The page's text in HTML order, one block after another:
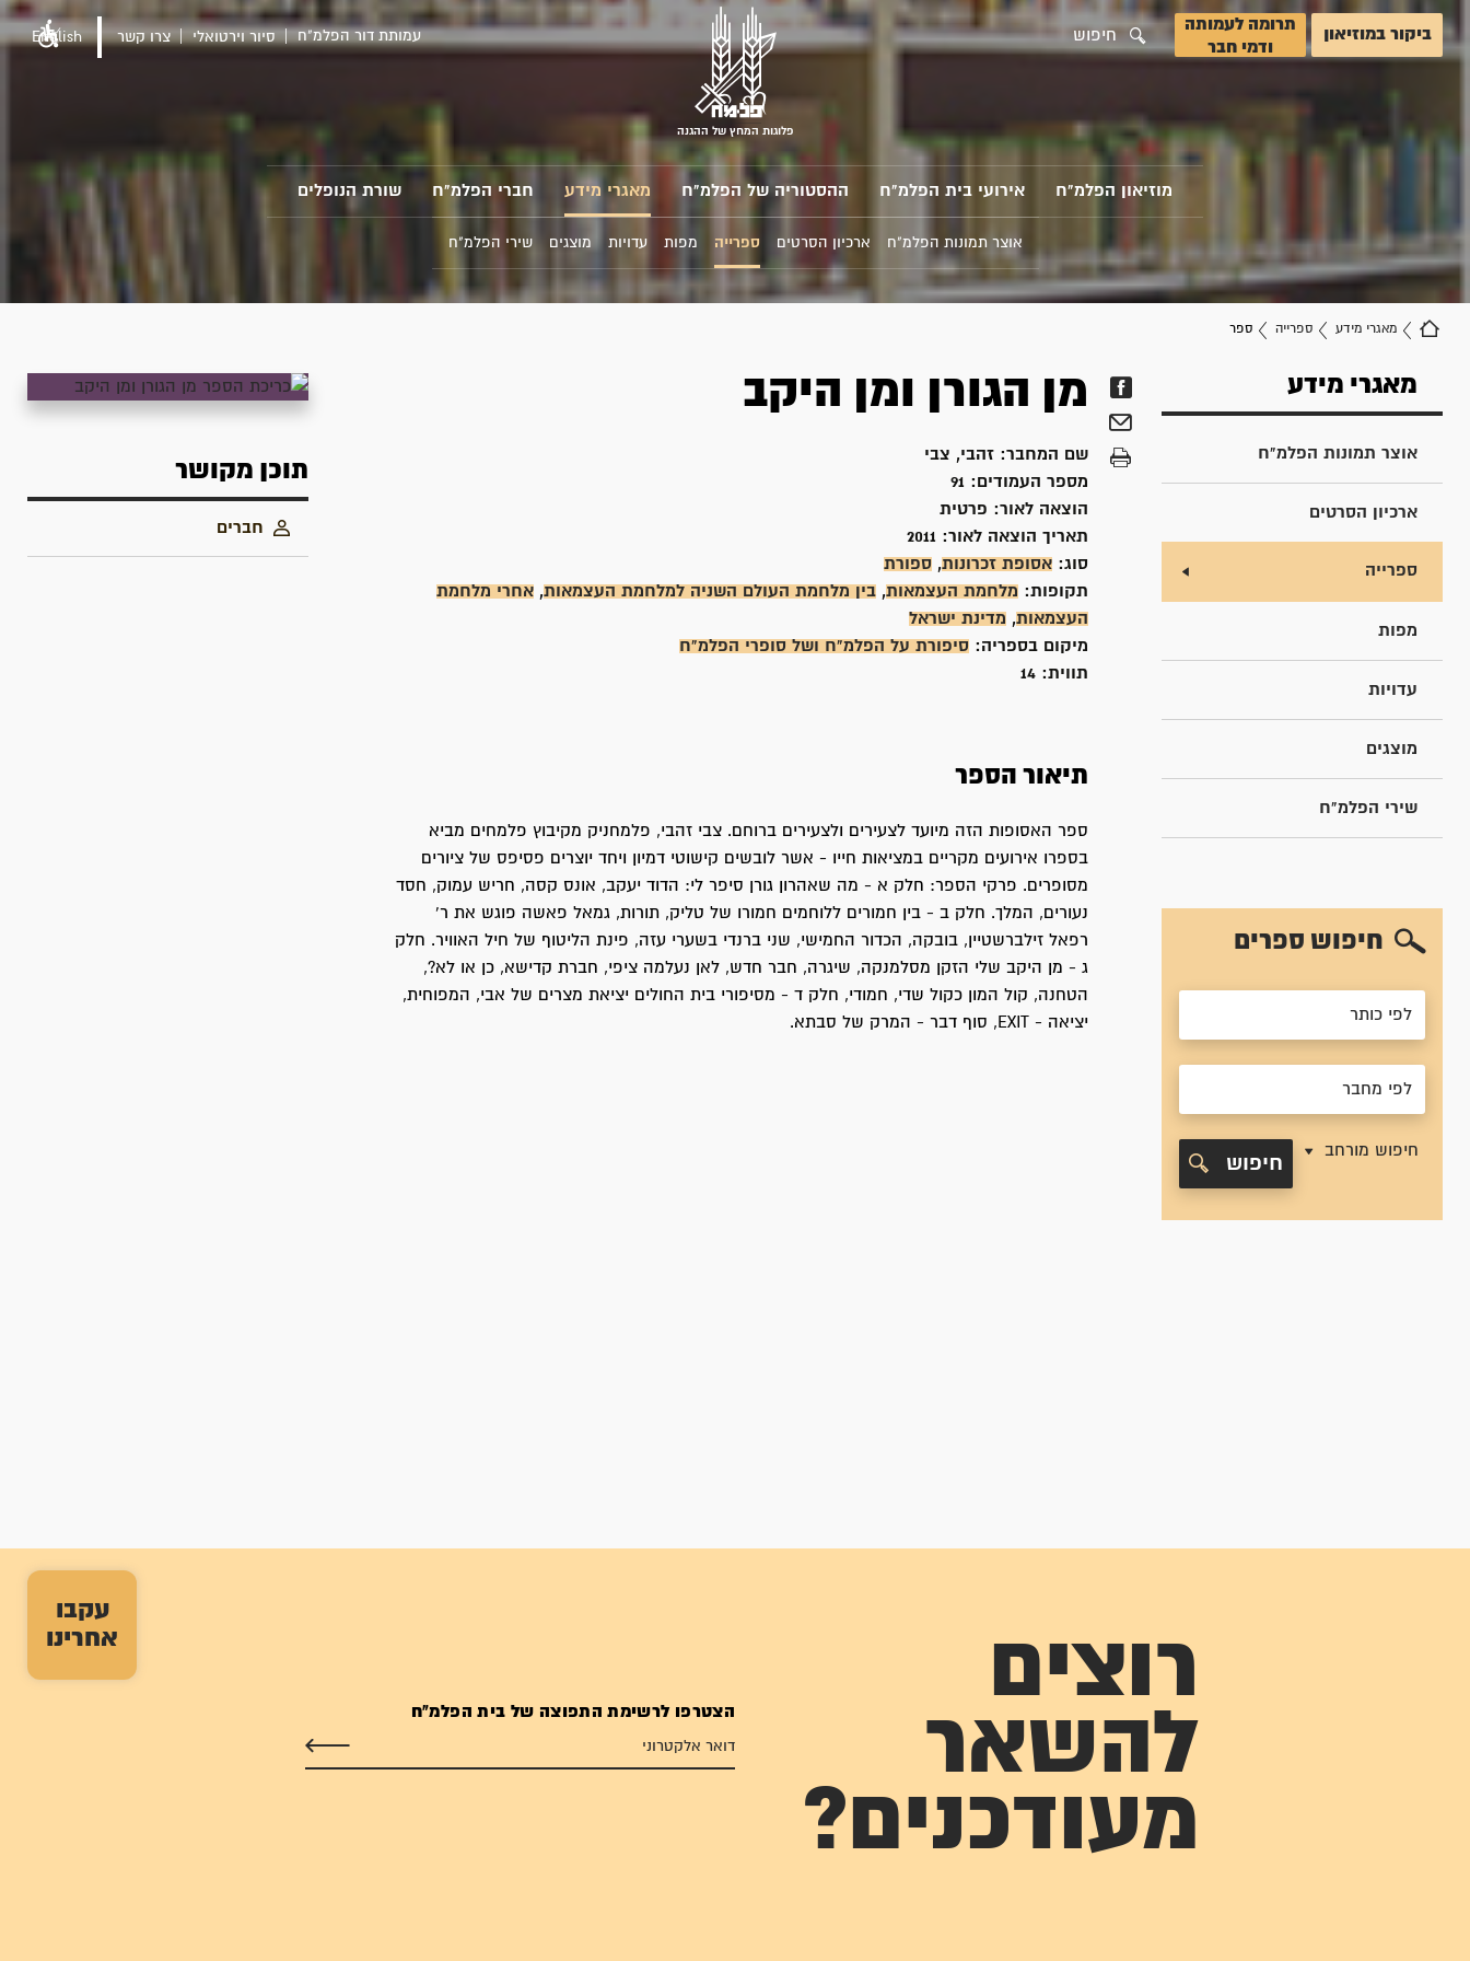
עקבו
אחרינו
ביקור במוזיאון
תרומה לעמותה
ודמי חבר
חיפוש
פלוגות המחץ של ההגנה
עמותת דור הפלמ"ח סיור וירטואלי צרו קשר English
מוזיאון הפלמ"ח אירועי בית הפלמ"ח ההסטוריה של הפלמ"ח מאגרי מידע חברי הפלמ"ח שורת הנופלים
אוצר תמונות הפלמ"ח ארכיון הסרטים ספרייה מפות עדויות מוצגים שירי הפלמ"ח
מאגרי מידע ספרייה ספר
מאגרי מידע
אוצר תמונות הפלמ"ח
ארכיון הסרטים
ספרייה
מפות
עדויות
מוצגים
שירי הפלמ"ח
חיפוש ספרים
חיפוש מורחב
חיפוש
מן הגורן ומן היקב
שם המחבר: זהבי, צבי
מספר העמודים: 91
הוצאה לאור: פרטית
תאריך הוצאה לאור:
סוג: אסופת זכרונות, ספורת
תקופות: מלחמת העצמאות, בין מלחמת העולם השניה למלחמת העצמאות, אחרי מלחמת
העצמאות, מדינת ישראל
מיקום בספריה: סיפורת על הפלמ"ח ושל סופרי הפלמ"ח
תווית: 14
תיאור הספר
ספר האסופות הזה מיועד לצעירים ולצעירים ברוחם. צבי זהבי, פלמחניק מקיבוץ פלמחים מביא
בספרו אירועים מקריים במציאות חייו - אשר לובשים קישוטי דמיון ויחד יוצרים פסיפס של ציורים
מסופרים. פרקי הספר: חלק א - מה שאהרון גורן סיפר לי: הדוד יעקב, אונס קסה, חריש עמוק, חסד
נעורים, המלך. חלק ב - בין חמורים ללוחמים חמורו של טליק, תורות, גמאל פאשה פוגש את ר'
רפאל זילברשטיין, בובקה, הכדור החמישי, שני ברנדי בשערי עזה, פינת הליטוף של חיל האוויר. חלק
ג - מן היקב שלי הזקן מסלמנקה, שיגרה, חבר חדש, לאן נעלמה ציפי, חברת קדישא, כן או לא?,
הטחנה, קול המון כקול שדי, חמודי, חלק ד - מסיפורי בית החולים יציאת מצרים של אבי, המפוחית,
יציאה - EXIT, סוף דבר - המרק של סבתא.
תוכן מקושר
חברים
רוצים
להשאר
מעודכנים?
הצטרפו לרשימת התפוצה של בית הפלמ"ח